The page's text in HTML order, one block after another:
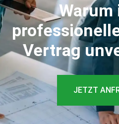
Warum
Vertrag
JETZT